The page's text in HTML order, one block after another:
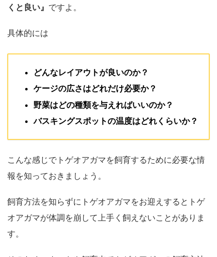
くと良い』 ですよ。
具体的には
どんなレイアウトが良いのか？
ケージの広さはどれだけ必要か？
野菜はどの種類を与えればいいのか？
バスキングスポットの温度はどれくらいか？
こんな感じでトゲオアガマを飼育するために必要な情
報を知っておきましょう。
飼育方法を知らずにトゲオアガマをお迎えするとトゲ
オアガマが体調を崩して上手く飼えないことがありま
す。